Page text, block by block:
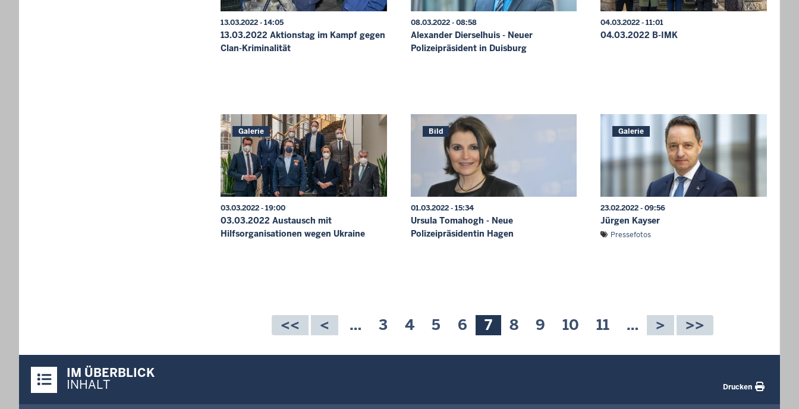
13.03.2022 - 14:05
13.03.2022 Aktionstag im Kampf gegen
Clan-Kriminalität
08.03.2022 - 08:58
Alexander Dierselhuis - Neuer
Polizeipräsident in Duisburg
04.03.2022 - 11:01
04.03.2022 B-IMK
Galerie
03.03.2022 - 19:00
03.03.2022 Austausch mit
Hilfsorganisationen wegen Ukraine
Bild
01.03.2022 - 15:34
Ursula Tomahogh - Neue
Polizeipräsidentin Hagen
Galerie
23.02.2022 - 09:56
Jürgen Kayser
Pressefotos
Seitennummerierung
… Seite
3 Seite
4 Seite
5 Seite
6 Aktuelle
Seite
7 Seite
8 Seite
9 Seite
10 Seite
11 …
Inhalte
IM ÜBERBLICK
INHALT Drucken